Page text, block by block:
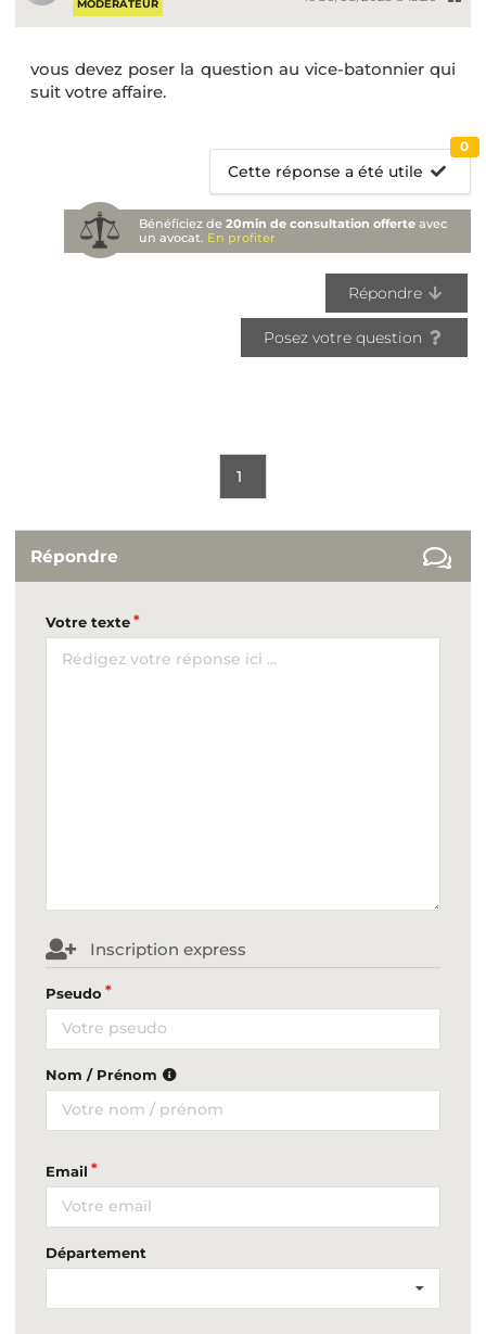
MODÉRATEUR
vous devez poser la question au vice-batonnier qui
suit votre affaire.
Cette réponse a été utile
0
Bénéficiez de20min de consultation offerte avec
un avocat. En profiter
Répondre
Posez votre question
1
Répondre
Votre texte
Inscription express
Pseudo
Nom / Prénom
Email
Département